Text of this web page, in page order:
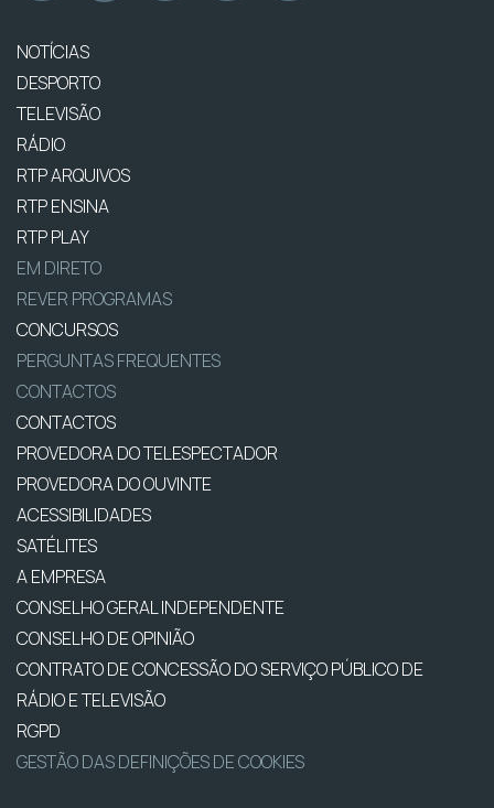
NOTÍCIAS
DESPORTO
TELEVISÃO
RÁDIO
RTP ARQUIVOS
RTP ENSINA
RTP PLAY
EM DIRETO
REVER PROGRAMAS
CONCURSOS
PERGUNTAS FREQUENTES
CONTACTOS
CONTACTOS
PROVEDORA DO TELESPECTADOR
PROVEDORA DO OUVINTE
ACESSIBILIDADES
SATÉLITES
A EMPRESA
CONSELHO GERAL INDEPENDENTE
CONSELHO DE OPINIÃO
CONTRATO DE CONCESSÃO DO SERVIÇO PÚBLICO DE
RÁDIO E TELEVISÃO
RGPD
GESTÃO DAS DEFINIÇÕES DE COOKIES